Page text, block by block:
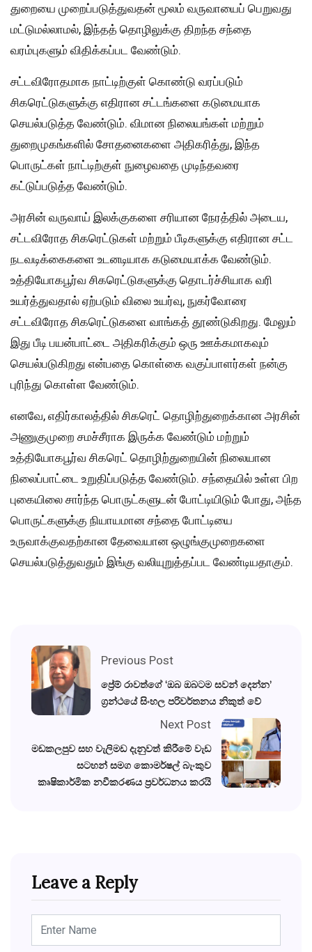
துறையை முறைப்படுத்துவதன் மூலம் வருவாயைப் பெறுவது
மட்டுமல்லாமல், இந்தத் தொழிலுக்கு திறந்த சந்தை
வரம்புகளும் விதிக்கப்பட வேண்டும்.
சட்டவிரோதமாக நாட்டிற்குள் கொண்டு வரப்படும்
சிகரெட்டுகளுக்கு எதிரான சட்டங்களை கடுமையாக
செயல்படுத்த வேண்டும். விமான நிலையங்கள் மற்றும்
துறைமுகங்களில் சோதனைகளை அதிகரித்து, இந்த
பொருட்கள் நாட்டிற்குள் நுழைவதை முடிந்தவரை
கட்டுப்படுத்த வேண்டும்.
அரசின் வருவாய் இலக்குகளை சரியான நேரத்தில் அடைய,
சட்டவிரோத சிகரெட்டுகள் மற்றும் பீடிகளுக்கு எதிரான சட்ட
நடவடிக்கைகளை உடனடியாக கடுமையாக்க வேண்டும்.
உத்தியோகபூர்வ சிகரெட்டுகளுக்கு தொடர்ச்சியாக வரி
உயர்த்துவதால் ஏற்படும் விலை உயர்வு, நுகர்வோரை
சட்டவிரோத சிகரெட்டுகளை வாங்கத் தூண்டுகிறது. மேலும்
இது பீடி பயன்பாட்டை அதிகரிக்கும் ஒரு ஊக்கமாகவும்
செயல்படுகிறது என்பதை கொள்கை வகுப்பாளர்கள் நன்கு
புரிந்து கொள்ள வேண்டும்.
எனவே, எதிர்காலத்தில் சிகரெட் தொழிற்துறைக்கான அரசின்
அணுகுமுறை சமச்சீராக இருக்க வேண்டும் மற்றும்
உத்தியோகபூர்வ சிகரெட் தொழிற்துறையின் நிலையான
நிலைப்பாட்டை உறுதிப்படுத்த வேண்டும். சந்தையில் உள்ள பிற
புகையிலை சார்ந்த பொருட்களுடன் போட்டியிடும் போது, அந்த
பொருட்களுக்கு நியாயமான சந்தை போட்டியை
உருவாக்குவதற்கான தேவையான ஒழுங்குமுறைகளை
செயல்படுத்துவதும் இங்கு வலியுறுத்தப்பட வேண்டியதாகும்.
Previous Post
ප්‍රේම් රාවත්ගේ ‘ඔබ ඔබටම සවන් දෙන්න’
ග්‍රන්ථයේ සිංහල පරිවර්තනය නිකුත් වේ
Next Post
මඩකලපුව සහ වැලිමඩ දැනුවත් කිරීමේ වැඩ
සටහන් සමග කොමර්ෂල් බැංකුව
කෘෂිකාර්මික නවීකරණය ප්‍රවර්ධනය කරයි
Leave a Reply